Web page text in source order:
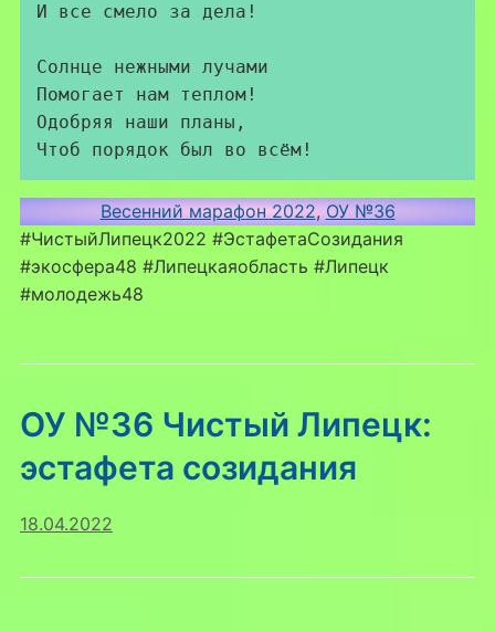
И все смело за дела!
Солнце нежными лучами
Помогает нам теплом!
Одобряя наши планы,
Чтоб порядок был во всём!
Весенний марафон 2022, ОУ №36
#ЧистыйЛипецк2022 #ЭстафетаСозидания
#экосфера48 #Липецкаяобласть #Липецк
#молодежь48
ОУ №36 Чистый Липецк:
эстафета созидания
18.04.2022